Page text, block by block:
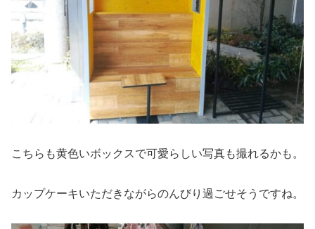
こちらも黄色いボックスで可愛らしい写真も撮れるかも。
カップケーキいただきながらのんびり過ごせそうですね。